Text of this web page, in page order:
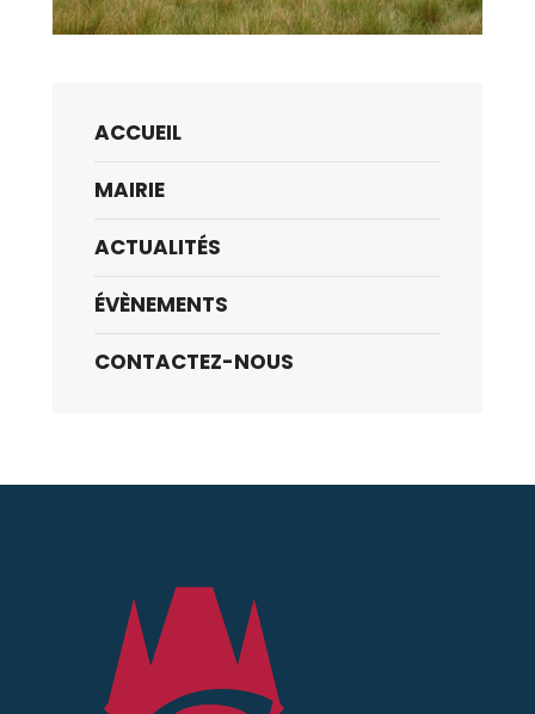
ACCUEIL
MAIRIE
ACTUALITÉS
ÉVÈNEMENTS
CONTACTEZ-NOUS